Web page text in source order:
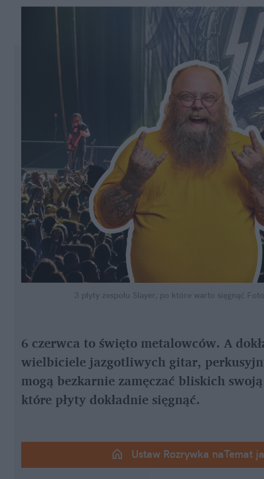
3 płyty zespołu Slayer, po które warto sięgnąć
6 czerwca to święto metalowców. A
wielbiciele jazgotliwych gitar,
mogą bezkarnie zamęczać bliskich
które płyty dokładnie sięgnąć.
Ustaw Rozrywka naTemat